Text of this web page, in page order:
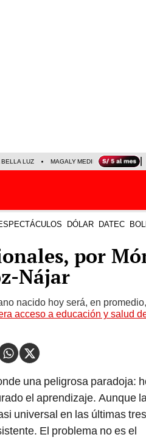
BELLA LUZ MAGALY MEDINA PRECIO
DÓLAR DATEC
por
Nájar
nacido hoy será, en promedio,
acceso a educación y salud
una peligrosa paradoja:
el aprendizaje. Aunque
universal en las últimas
El problema no es el